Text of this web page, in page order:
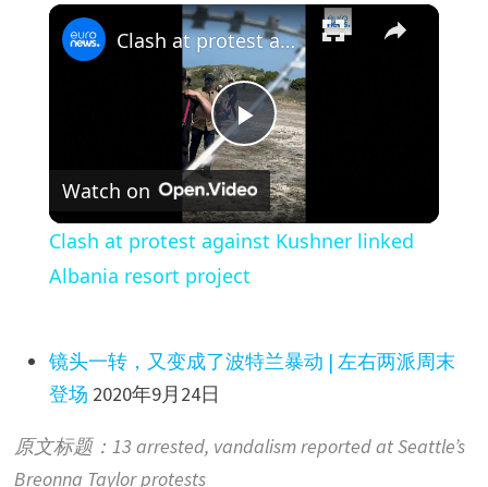
×
P
l
a
y
Clash at protest against Kushner linked Albania resort project
Watch on
Clash at protest against Kushner linked
Albania resort project
镜头一转，又变成了波特兰暴动 | 左右两派周末
登场 2020年9月24日
原文标题：13 arrested, vandalism reported at Seattle’s
Breonna Taylor protests